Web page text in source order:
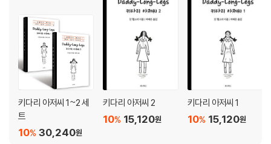
어린이를 위한 예술이라는 놀이터
마루가메 마루가메시 이노쿠마 겐이치로 현대미술관 / 097
일본화와 서양화의 푸르른 만남
사카이데 가가와현립 히가시야마 가이이 세토우치 미술관 / 106
지상보다 아름다운 땅속 미술관
나오시마 지추 미술관 / 114
캔버스를 채우는 여백의 의미
키다리 아저씨 1~2 세
트
30,240원
10%
키다리 아저씨 2
15,120원
10%
키다리 아저씨 1
15,120원
10%